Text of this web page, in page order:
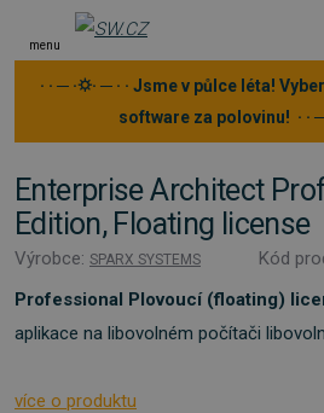
menu
· · ─ ·⛭· ─ · · Jsme v půlce léta!
software za polovinu! · · ─
Enterprise Architect
Edition, Floating license
Výrobce: SPARX SYSTEMS
Kód
Professional Plovoucí (floating)
aplikace na libovolném počítači
více o produktu